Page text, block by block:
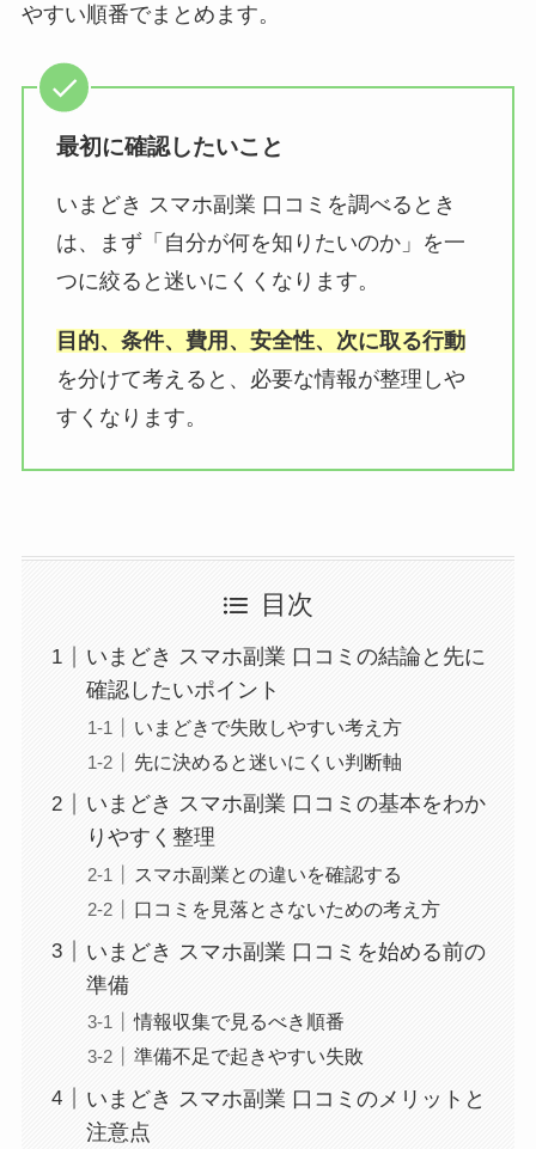
やすい順番でまとめます。
最初に確認したいこと
いまどき スマホ副業 口コミを調べるとき
は、まず「自分が何を知りたいのか」を一
つに絞ると迷いにくくなります。
目的、条件、費用、安全性、次に取る行動
を分けて考えると、必要な情報が整理しや
すくなります。
目次
いまどき スマホ副業 口コミの結論と先に
確認したいポイント
いまどきで失敗しやすい考え方
先に決めると迷いにくい判断軸
いまどき スマホ副業 口コミの基本をわか
りやすく整理
スマホ副業との違いを確認する
口コミを見落とさないための考え方
いまどき スマホ副業 口コミを始める前の
準備
情報収集で見るべき順番
準備不足で起きやすい失敗
いまどき スマホ副業 口コミのメリットと
注意点